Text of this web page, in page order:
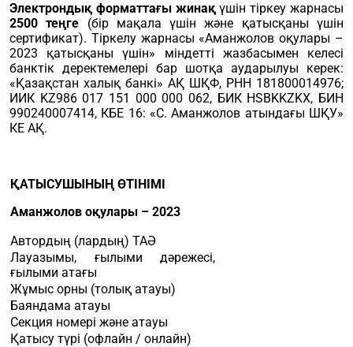
Электрондық форматтағы жинақүшін тіркеу жарнасы
2500 теңге (бір мақала үшін және қатысқаны үшін
сертификат). Тіркелу жарнасы «Аманжолов оқулары –
2023 қатысқаны үшін» міндетті жазбасымен келесі
банктік деректемелері бар шотқа аударылуы керек:
«Қазақстан халық банкі» АҚ ШҚФ, РНН 181800014976;
ИИК KZ986 017 151 000 000 062, БИК HSBKKZKX, БИН
990240007414, КБЕ 16: «С. Аманжолов атындағы ШҚУ»
КЕ АҚ.
ҚАТЫСУШЫНЫҢ ӨТІНІМІ
Аманжолов оқулары – 2023
Автордың (лардың) ТАӘ
Лауазымы, ғылыми дәрежесі,
ғылыми атағы
Жұмыс орны (толық атауы)
Баяндама атауы
Секция номері және атауы
Қатысу түрі (офлайн / онлайн)